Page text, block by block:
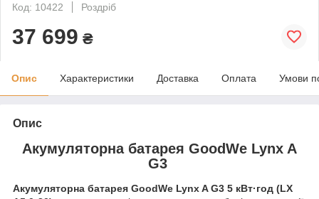
Код: 10422
Роздріб
37 699 ₴
Опис Характеристики Доставка Оплата Умови
Опис
Акумуляторна батарея GoodWe Lynx A
G3
Акумуляторна батарея GoodWe Lynx A G3 5 кВт·год (LX